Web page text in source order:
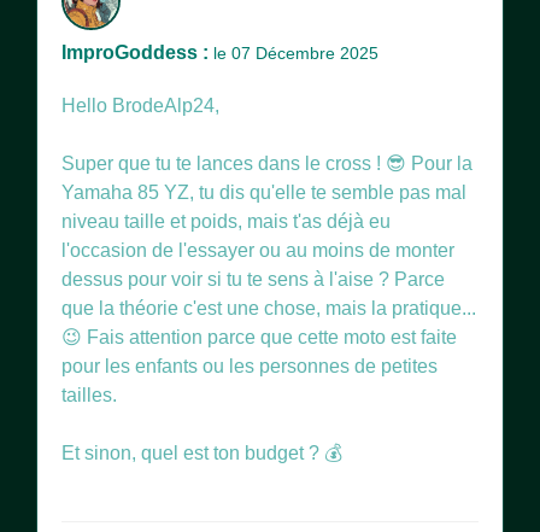
ImproGoddess : le 07 Décembre 2025
Hello BrodeAlp24,
Super que tu te lances dans le cross ! 😎 Pour la
Yamaha 85 YZ, tu dis qu'elle te semble pas mal
niveau taille et poids, mais t'as déjà eu
l'occasion de l'essayer ou au moins de monter
dessus pour voir si tu te sens à l'aise ? Parce
que la théorie c'est une chose, mais la pratique...
😉 Fais attention parce que cette moto est faite
pour les enfants ou les personnes de petites
tailles.
Et sinon, quel est ton budget ? 💰